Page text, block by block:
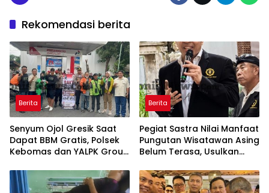
Rekomendasi berita
Berita
Senyum Ojol Gresik Saat
Dapat BBM Gratis, Polsek
Kebomas dan YALPK Group
Berita
Pegiat Sastra Nilai Manfaat
Pungutan Wisatawan Asing
Belum Terasa, Usulkan
Digital Dana PWA